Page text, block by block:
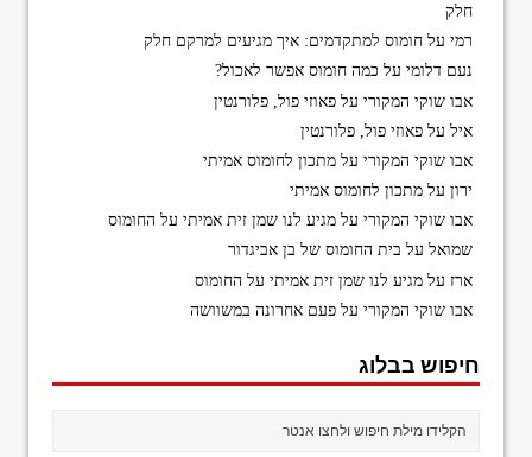
חלק
רמי עלחומוס למתקדמים: איך מגיעים למרקם חלק
נעם דלומי על כמה חומוס אפשר לאכול?
אבו שוקי המקורי עלפאוזי פול, פלורנטין
איל עלפאוזי פול, פלורנטין
אבו שוקי המקורי עלמתכון לחומוס אמיתי
ירון עלמתכון לחומוס אמיתי
אבו שוקי המקורי עלמגיע לנו שמן זית אמיתי על החומוס
שמואל על בית החומוס של בן אביגדור
ארז עלמגיע לנו שמן זית אמיתי על החומוס
אבו שוקי המקורי עלפעם אחרונה במשוושה
חיפוש בבלוג